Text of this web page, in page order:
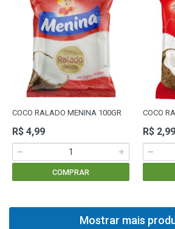
COCO RALADO MENINA 100GR
R$ 4,99
COMPRAR
COCO
R$ 2,99
Mostrar mais